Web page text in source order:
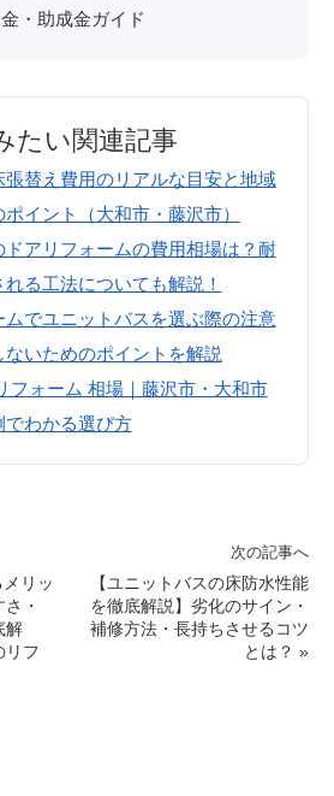
・助成金ガイド
たい関連記事
替え費用のリアルな目安と地域
イント（大和市・藤沢市）
アリフォームの費用相場は？耐
る工法についても解説！
ムでユニットバスを選ぶ際の注意
ないためのポイントを解説
フォーム 相場｜藤沢市・大和市
わかる選び方
リッ
・
解
リフ
次の記事へ
【ユニットバスの床防水性能
を徹底解説】劣化のサイン・
補修方法・長持ちさせるコツ
とは？ »